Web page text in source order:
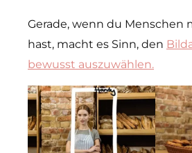
Gerade, wenn du Menschen
hast, macht es Sinn, den
bewusst auszuwählen.